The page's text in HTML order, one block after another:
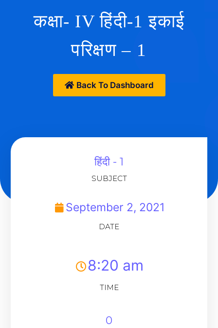
कक्षा- IV हिंदी-1 इकाई
परिक्षण – 1
Back To Dashboard
हिंदी - 1
SUBJECT
September 2, 2021
DATE
8:20 am
TIME
0